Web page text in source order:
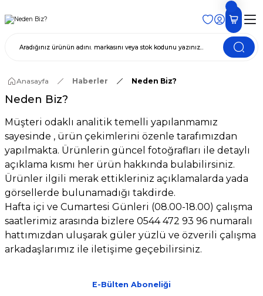
Anasayfa Haberler Neden Biz?
Neden Biz?
Müşteri odaklı analitik temelli yapılanmamız
sayesinde , ürün çekimlerini özenle tarafımızdan
yapılmakta. Ürünlerin güncel fotoğrafları ile detaylı
açıklama kısmı her ürün hakkında bulabilirsiniz.
Ürünler ilgili merak ettikleriniz açıklamalarda yada
görsellerde bulunamadığı takdirde.
Hafta içi ve Cumartesi Günleri (08.00-18.00) çalışma
saatlerimiz arasında bizlere 0544 472 93 96 numaralı
hattımızdan uluşarak güler yüzlü ve özverili çalışma
arkadaşlarımız ile iletişime geçebilirsiniz.
E-Bülten Aboneliği